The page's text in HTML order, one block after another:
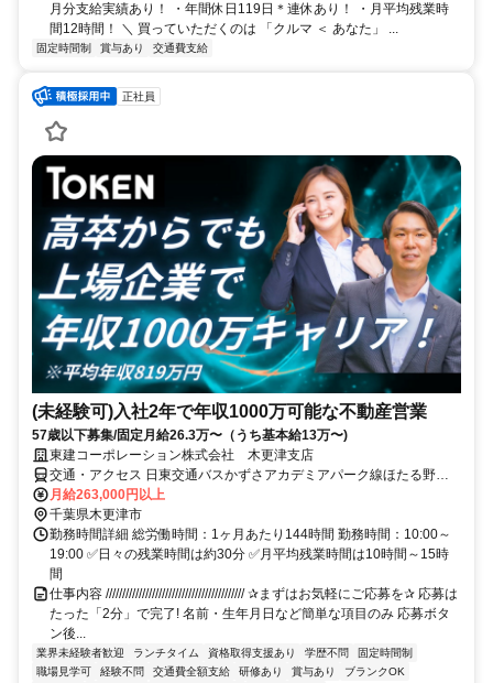
月分支給実績あり！ ・年間休日119日＊連休あり！ ・月平均残業時
間12時間！ ＼ 買っていただくのは 「クルマ ＜ あなた」 ...
固定時間制 賞与あり 交通費支給
正社員
(未経験可)入社2年で年収1000万可能な不動産営業
57歳以下募集/固定月給26.3万〜（うち基本給13万〜)
東建コーポレーション株式会社 木更津支店
交通・アクセス 日東交通バスかずさアカデミアパーク線ほたる野停
下車徒歩1分、JR久留里線 上総清川下車 徒歩25分
月給263,000円以上
千葉県木更津市
勤務時間詳細 総労働時間：1ヶ月あたり144時間 勤務時間：10:00～
19:00 ✅日々の残業時間は約30分 ✅月平均残業時間は10時間～15時
間
仕事内容 ////////////////////////////////////////// ✰まずはお気軽にご応募を✰ 応募は
たった「2分」で完了! 名前・生年月日など簡単な項目のみ 応募ボタ
ン後...
業界未経験者歓迎 ランチタイム 資格取得支援あり 学歴不問
固定時間制
職場見学可
経験不問 交通費全額支給 研修あり 賞与あり
ブランクOK